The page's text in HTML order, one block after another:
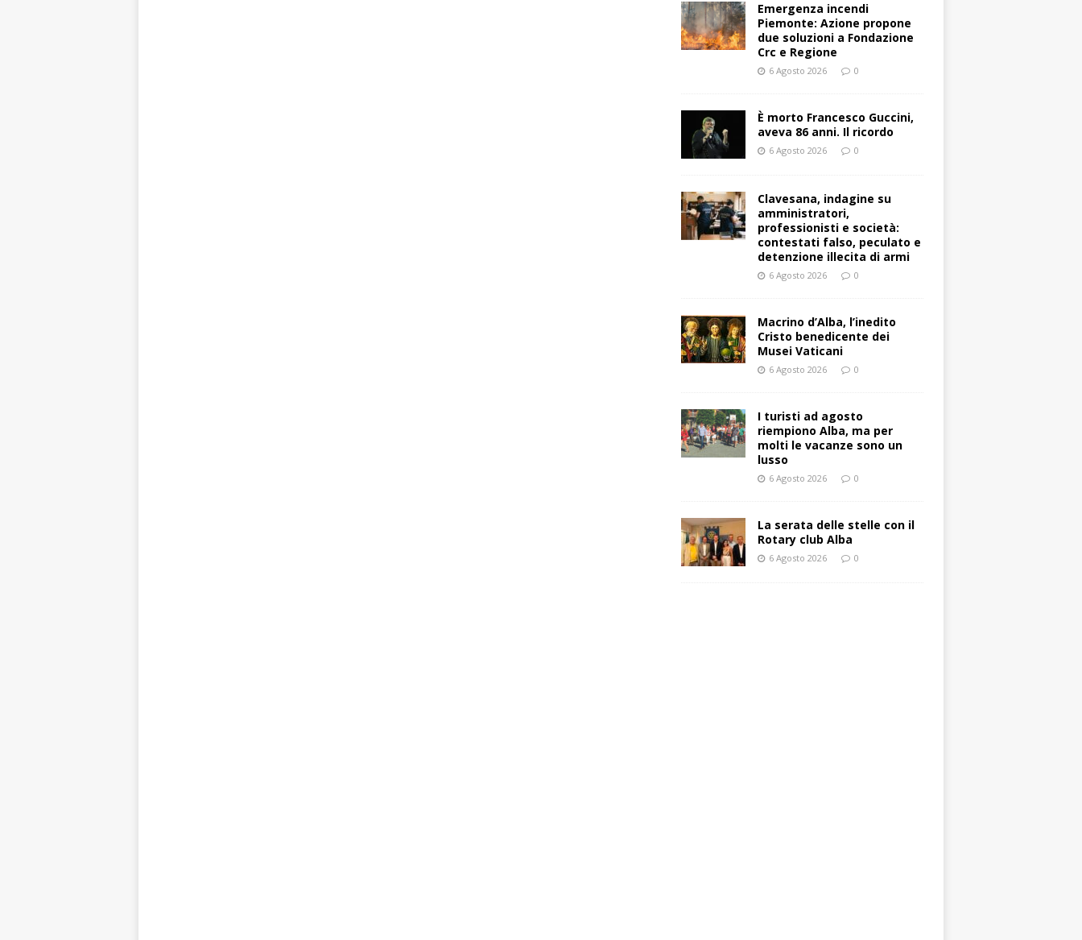
Emergenza incendi
Piemonte: Azione propone
due soluzioni a Fondazione
Crc e Regione
6 Agosto 2026 0
È morto Francesco Guccini,
aveva 86 anni. Il ricordo
6 Agosto 2026 0
Clavesana, indagine su
amministratori,
professionisti e società:
contestati falso, peculato e
detenzione illecita di armi
6 Agosto 2026 0
Macrino d’Alba, l’inedito
Cristo benedicente dei
Musei Vaticani
6 Agosto 2026 0
I turisti ad agosto
riempiono Alba, ma per
molti le vacanze sono un
lusso
6 Agosto 2026 0
La serata delle stelle con il
Rotary club Alba
6 Agosto 2026 0